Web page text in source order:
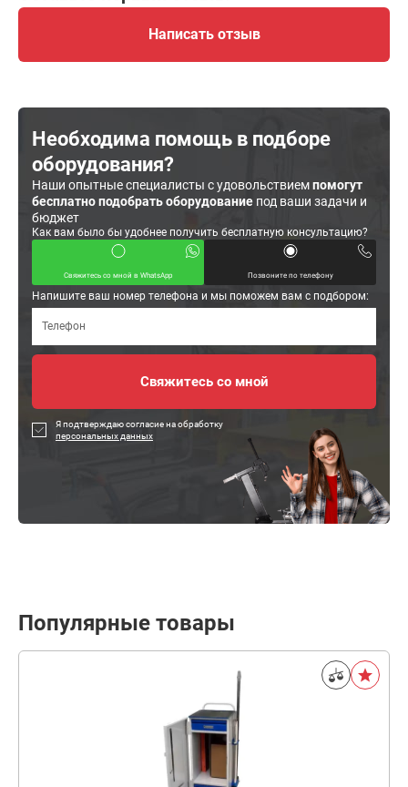
Написать отзыв
Необходима помощь в подборе
оборудования?
Наши опытные специалисты с удовольствиемпомогут
бесплатно подобрать оборудование под ваши задачи и
бюджет
Как вам было бы удобнее получить бесплатную консультацию?
Свяжитесь со мной в WhatsApp Позвоните по телефону
Напишите ваш номер телефона и мы поможем вам с подбором:
Я подтверждаю согласие на обработку
персональных данных
Популярные товары